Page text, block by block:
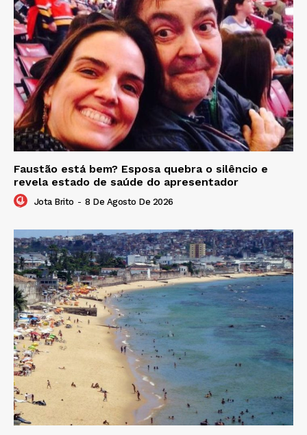
Faustão está bem? Esposa quebra o silêncio e
revela estado de saúde do apresentador
Jota Brito - 8 De Agosto De 2026